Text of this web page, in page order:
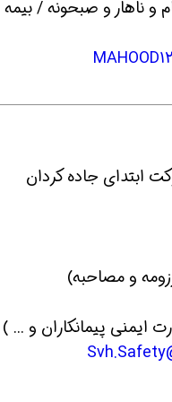
ابتدای جاده کردان
و مصاحبه)
ایمنی پیمانکاران و ... )